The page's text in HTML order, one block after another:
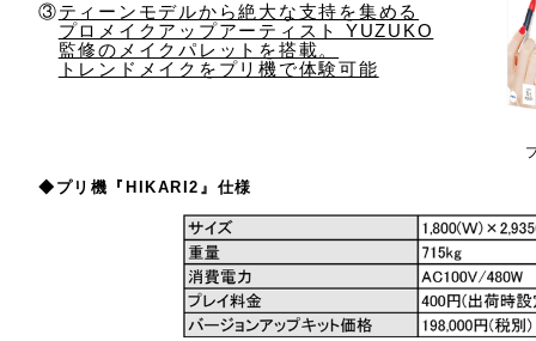
③ティーンモデルから絶大な支持を集める
プロメイクアップアーティスト YUZUKO
監修のメイクパレットを搭載。
トレンドメイクをプリ機で体験可能
◆プリ機『HIKARI2』仕様